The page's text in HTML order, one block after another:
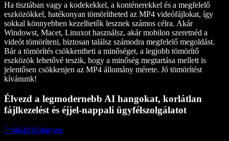
Ha tisztában vagy a kodekekkel, a konténerekkel és a megfelelő
eszközökkel, hatékonyan tömörítheted az MP4 videófájlokat, így
sokkal könnyebben kezelhetők lesznek számos célra. Akár
Windowst, Macet, Linuxot használsz, akár mobilon szeretnéd a
videót tömöríteni, biztosan találsz számodra megfelelő megoldást.
Bár a tömörítés csökkentheti a minőséget, a legjobb tömörítő
eszközök lehetővé teszik, hogy a minőség megtartása mellett is
jelentősen csökkenjen az MP4 állomány mérete. Jó tömörítést
kívánunk!
Élvezd a legmodernebb AI hangokat, korlátlan
fájlkezelést és éjjel-nappali ügyfélszolgálatot
Próbáld ki ingyen